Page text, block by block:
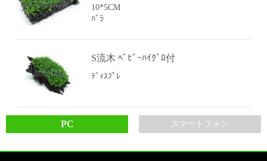
10*5CM
ﾊﾞﾗ
S流木 ﾍﾞﾋﾞｰﾊｲｸﾞﾛ付
ﾃﾞｨｽﾌﾟﾚ
スマートフォン
PC